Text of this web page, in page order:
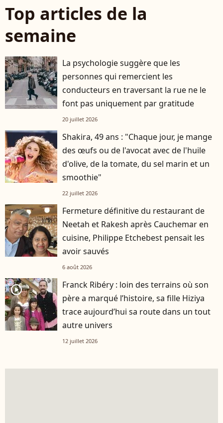
Top articles de la
semaine
La psychologie suggère que les
personnes qui remercient les
conducteurs en traversant la rue ne le
font pas uniquement par gratitude
20 juillet 2026
Shakira, 49 ans : "Chaque jour, je mange
des œufs ou de l'avocat avec de l'huile
d'olive, de la tomate, du sel marin et un
smoothie"
22 juillet 2026
Fermeture définitive du restaurant de
Neetah et Rakesh après Cauchemar en
cuisine, Philippe Etchebest pensait les
avoir sauvés
6 août 2026
player2
Franck Ribéry : loin des terrains où son
père a marqué l’histoire, sa fille Hiziya
trace aujourd’hui sa route dans un tout
autre univers
12 juillet 2026